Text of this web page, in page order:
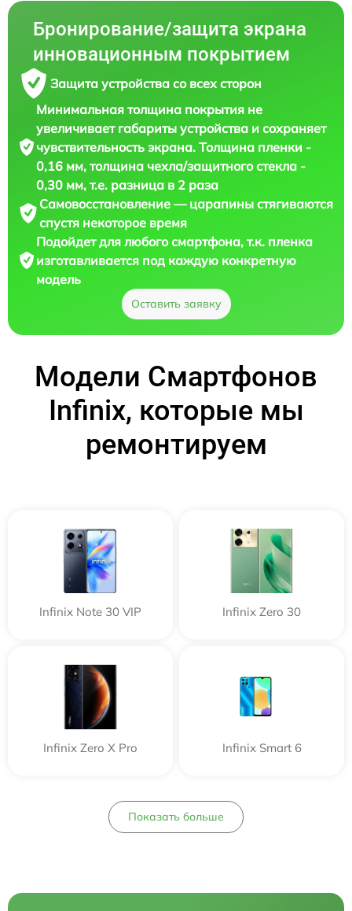
Бронирование/защита экрана
инновационным покрытием
Защита устройства со всех сторон
Минимальная толщина покрытия не
увеличивает габариты устройства и сохраняет
чувствительность экрана. Толщина пленки -
0,16 мм, толщина чехла/защитного стекла -
0,30 мм, т.е. разница в 2 раза
Самовосстановление — царапины стягиваются
спустя некоторое время
Подойдет для любого смартфона, т.к. пленка
изготавливается под каждую конкретную
модель
Оставить заявку
Модели Смартфонов
Infinix, которые мы
ремонтируем
Infinix Note 30 VIP Infinix Zero 30
Infinix Zero X Pro Infinix Smart 6
Показать больше